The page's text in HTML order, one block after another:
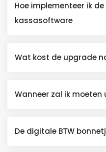
Hoe implementeer ik de
kassasoftware
Wat kost de upgrade
Wanneer zal ik moeten
De digitale BTW